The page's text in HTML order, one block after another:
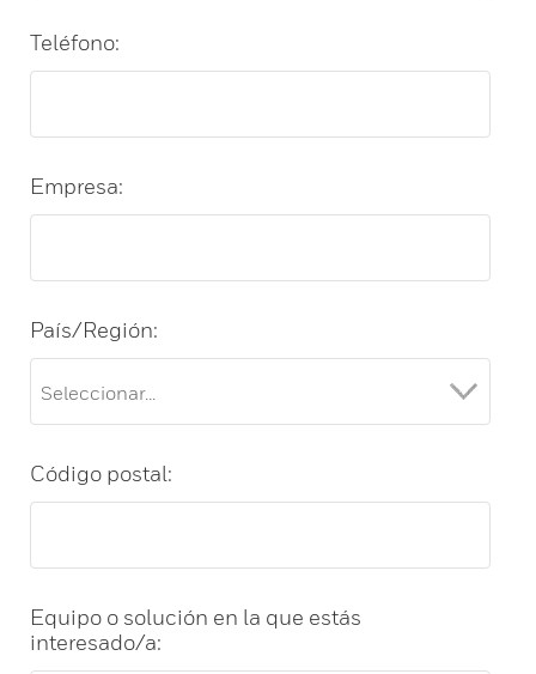
Teléfono:
Empresa:
País/Región:
Código postal:
Equipo o solución en la que estás
interesado/a: